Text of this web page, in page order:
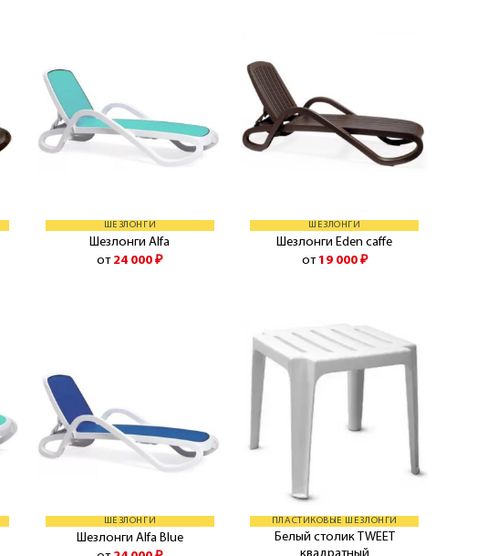
ШЕЗЛОНГИ
Шезлонги Alfa
от 24 000₽
ШЕЗЛОНГИ
Шезлонги Eden caffe
от 19 000 ₽
ШЕЗЛОНГИ
Шезлонги Alfa Blue
ПЛАСТИКОВЫЕ ШЕЗЛОНГИ
Белый столик TWEET
квадратный